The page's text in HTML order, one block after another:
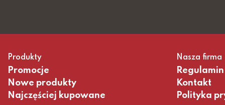
Produkty
Promocje
Nowe produkty
Najczęściej kupowane
Nasza firma
Regulamin
Kontakt
Polityka